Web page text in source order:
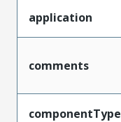
application
comments
componentType